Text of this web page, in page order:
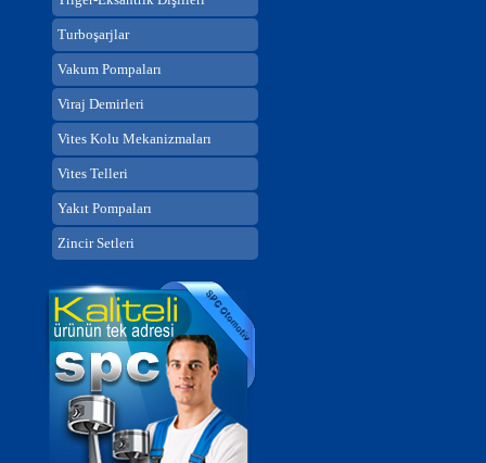
Turboşarjlar
Vakum Pompaları
Viraj Demirleri
Vites Kolu Mekanizmaları
Vites Telleri
Yakıt Pompaları
Zincir Setleri